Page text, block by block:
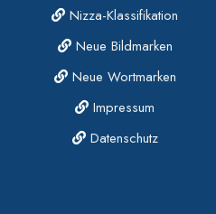
Nizza-Klassifikation
Neue Bildmarken
Neue Wortmarken
Impressum
Datenschutz